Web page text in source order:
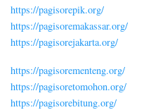
https://pagisorepik.org/
https://pagisoremakassar.org/
https://pagisorejakarta.org/
https://pagisorementeng.org/
https://pagisoretomohon.org/
https://pagisorebitung.org/